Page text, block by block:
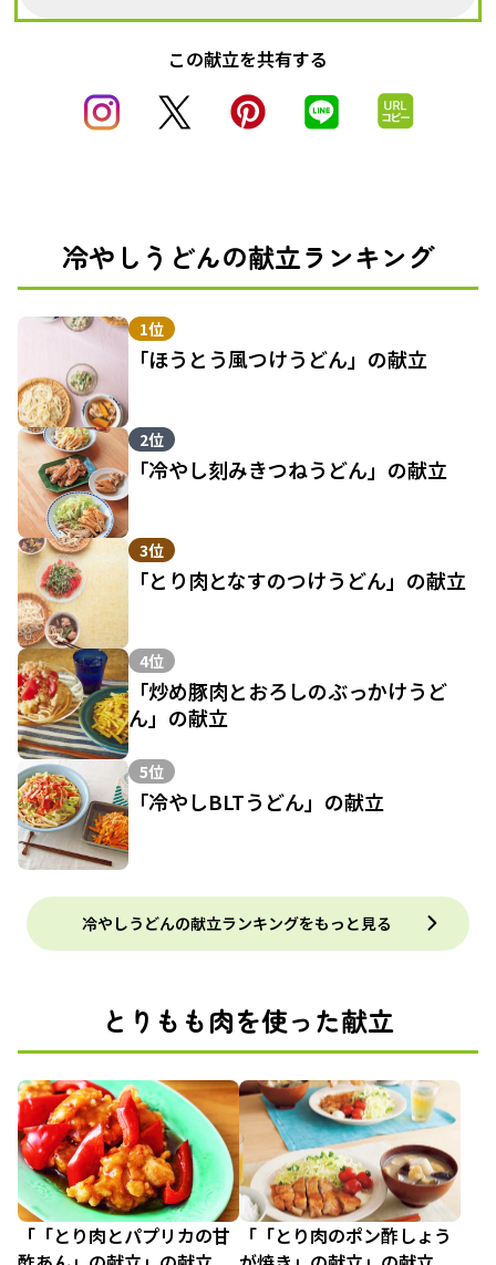
この献立を共有する
冷やしうどんの献立ランキング
1位
「ほうとう風つけうどん」の献立
2位
「冷やし刻みきつねうどん」の献立
3位
「とり肉となすのつけうどん」の献立
4位
「炒め豚肉とおろしのぶっかけうど
ん」の献立
5位
「冷やしBLTうどん」の献立
冷やしうどんの献立ランキングをもっと見る
とりもも肉を使った献立
「「とり肉とパプリカの甘
「「とり肉のポン酢しょう